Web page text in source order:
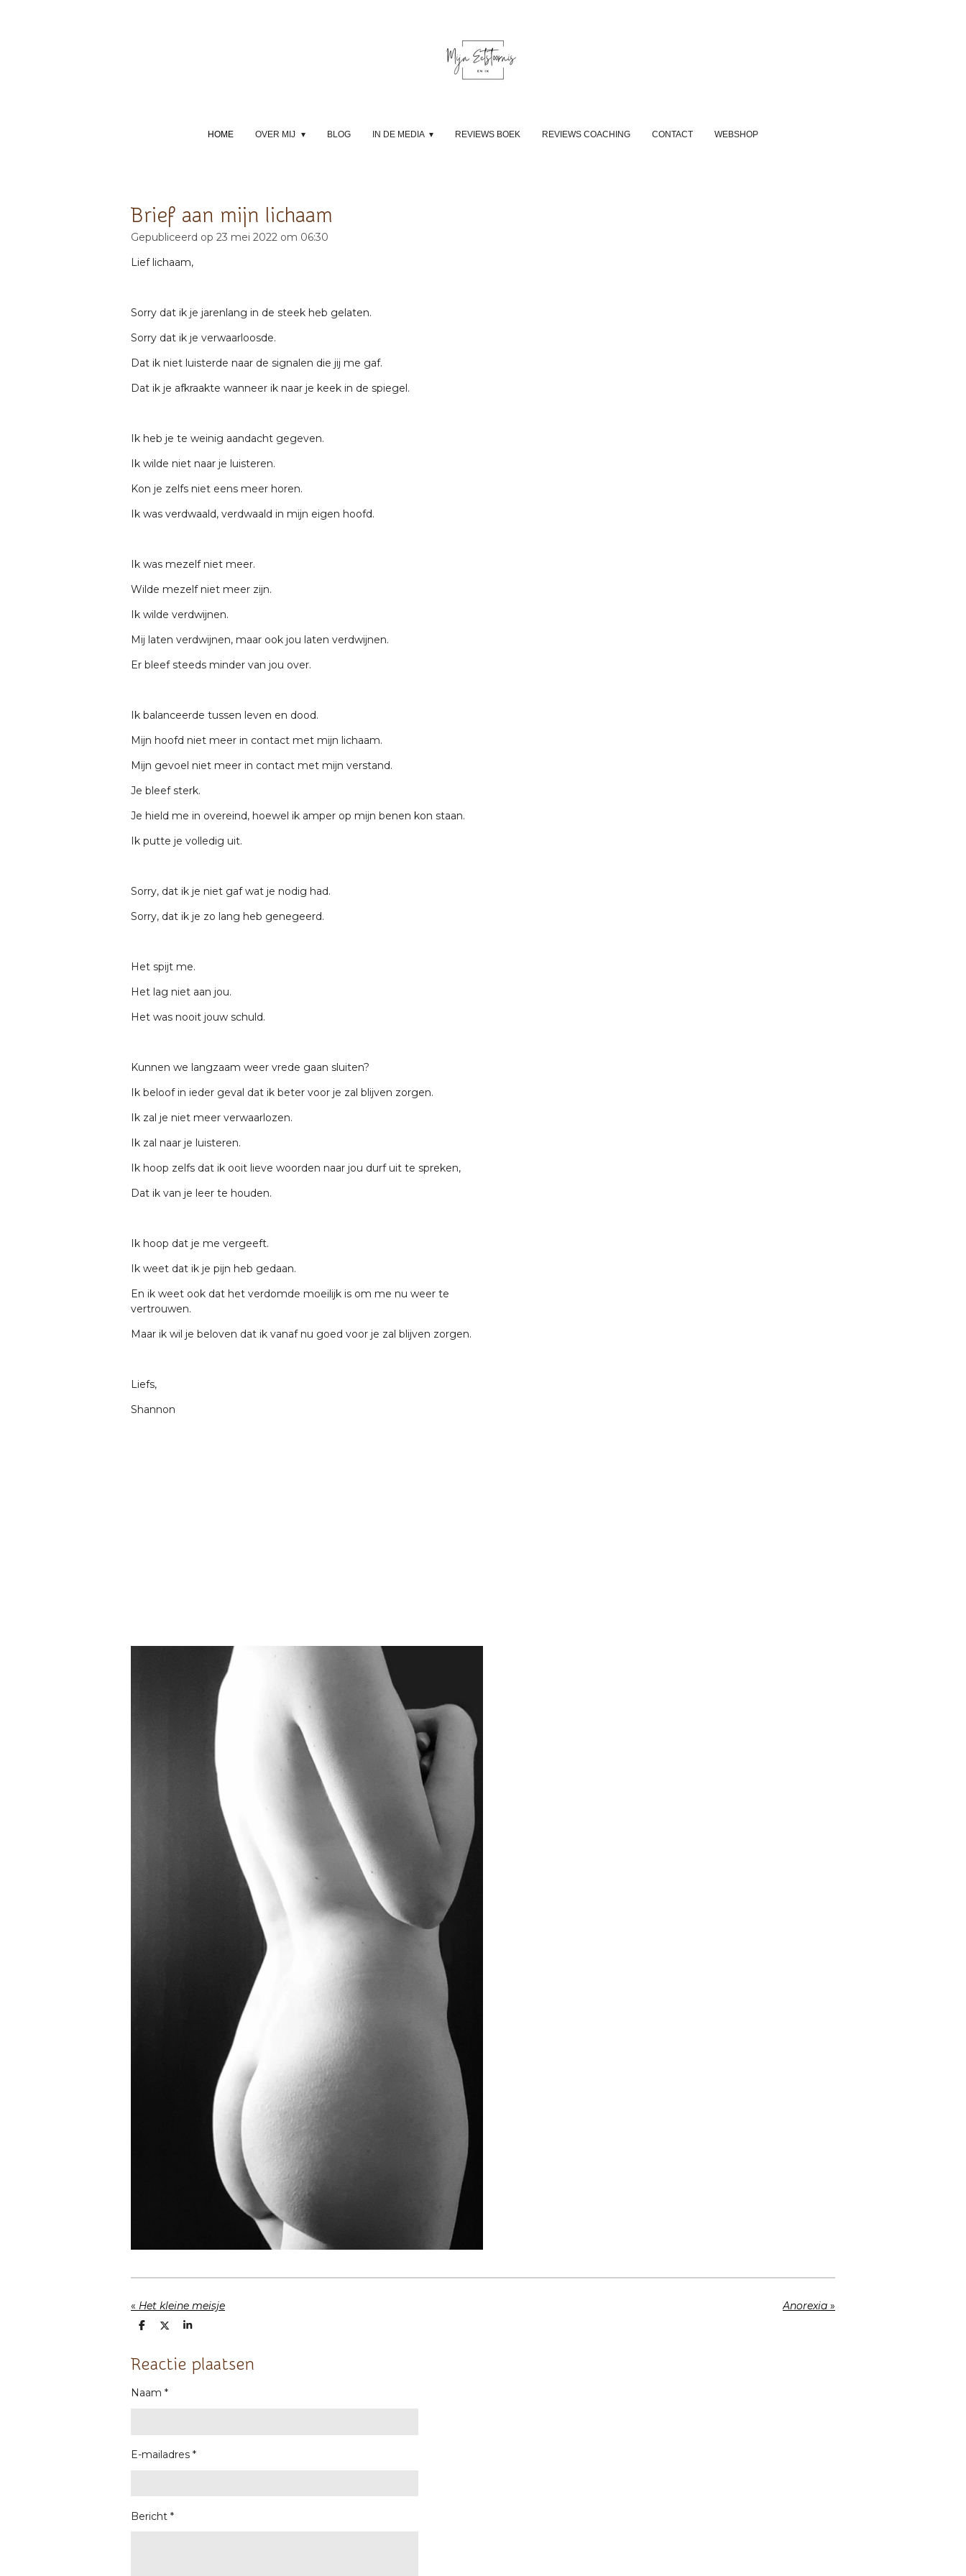
HOME OVER MIJ BLOG IN DE MEDIA REVIEWS BOEK REVIEWS COACHING CONTACT WEBSHOP
Brief aan mijn lichaam
Gepubliceerd op 23 mei 2022 om 06:30
Lief lichaam,
Sorry dat ik je jarenlang in de steek heb gelaten.
Sorry dat ik je verwaarloosde.
Dat ik niet luisterde naar de signalen die jij me gaf.
Dat ik je afkraakte wanneer ik naar je keek in de spiegel.
Ik heb je te weinig aandacht gegeven.
Ik wilde niet naar je luisteren.
Kon je zelfs niet eens meer horen.
Ik was verdwaald, verdwaald in mijn eigen hoofd.
Ik was mezelf niet meer.
Wilde mezelf niet meer zijn.
Ik wilde verdwijnen.
Mij laten verdwijnen, maar ook jou laten verdwijnen.
Er bleef steeds minder van jou over.
Ik balanceerde tussen leven en dood.
Mijn hoofd niet meer in contact met mijn lichaam.
Mijn gevoel niet meer in contact met mijn verstand.
Je bleef sterk.
Je hield me in overeind, hoewel ik amper op mijn benen kon staan.
Ik putte je volledig uit.
Sorry, dat ik je niet gaf wat je nodig had.
Sorry, dat ik je zo lang heb genegeerd.
Het spijt me.
Het lag niet aan jou.
Het was nooit jouw schuld.
Kunnen we langzaam weer vrede gaan sluiten?
Ik beloof in ieder geval dat ik beter voor je zal blijven zorgen.
Ik zal je niet meer verwaarlozen.
Ik zal naar je luisteren.
Ik hoop zelfs dat ik ooit lieve woorden naar jou durf uit te spreken,
Dat ik van je leer te houden.
Ik hoop dat je me vergeeft.
Ik weet dat ik je pijn heb gedaan.
En ik weet ook dat het verdomde moeilijk is om me nu weer te
vertrouwen.
Maar ik wil je beloven dat ik vanaf nu goed voor je zal blijven zorgen.
Liefs,
Shannon
« Het kleine meisje Anorexia »
D
e
n
D
l
S
Reactie plaatsen
Naam *
E-mailadres *
Bericht *